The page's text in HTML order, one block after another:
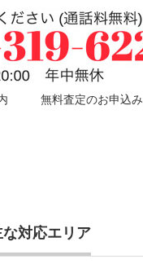
無料査定のお申込み
対応エリア